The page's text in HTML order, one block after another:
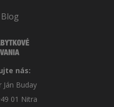
Blog
nás:
Ján Buday
01 Nitra